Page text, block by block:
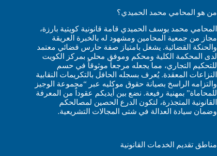
من هو المحامي محمد الحميدي؟
المحامي محمد يوسف الحميدي قامة قانونية كويتية بارزة،
مجاز من جمعية المحامين ومشهود له بالخبرة العريقة
والحنكة القضائية. يشغل بامتياز صفة حارس قضائي معتمد
لدى المحكمة الكلية ومحكم وموفق محلي بمركز الكويت
للتحكيم التجاري، مما يجعله مرجعاً موثوقاً في حسم
النزاعات المعقدة. يُعرف بسجله الحافل بالتكريمات النقابية
والتزامه الراسخ بصيانة حقوق موكليه عبر “مجموعة الوجيز
للمحاماة” بمهنية رفيعة. نضع بين أيديكم عقوداً من المعرفة
القانونية المتجذرة، لتكون الدرع الحصين لمصالحكم
وضمان سيادة العدالة في شتى المجالات التشريعية.
مناطق تقديم الخدمات القانونية